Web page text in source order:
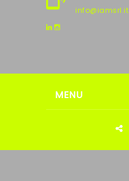
info@iamsrl.it
MENU